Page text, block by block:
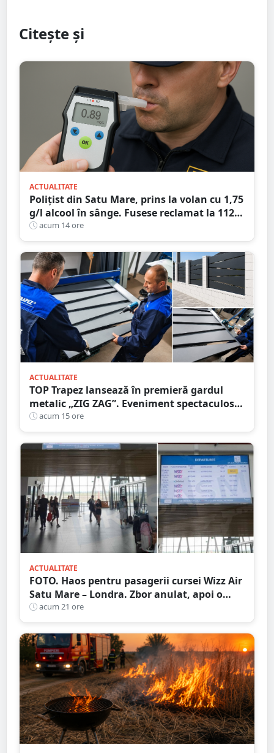
Citește și
ACTUALITATE
Polițist din Satu Mare, prins la volan cu 1,75
g/l alcool în sânge. Fusese reclamat la 112
că circula pe contrasens
acum 14 ore
ACTUALITATE
TOP Trapez lansează în premieră gardul
metalic „ZIG ZAG”. Eveniment spectaculos
în Grădina Romei
acum 15 ore
ACTUALITATE
FOTO. Haos pentru pasagerii cursei Wizz Air
Satu Mare – Londra. Zbor anulat, apoi o
nouă întârziere. Fără explicații clare
acum 21 ore